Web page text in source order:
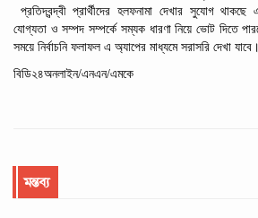
প্রতিদ্বন্দ্বী প্রার্থীদের হলফনামা দেখার সুযোগ থাকছে
যোগ্যতা ও সম্পদ সম্পর্কে সম্যক ধারণা নিয়ে ভোট দিতে
সময়ে নির্বাচনি ফলাফল এ অ্যাপের মাধ্যমে সরাসরি দেখা যাবে।
বিডি২৪অনলাইন/এনএন/এমকে
মন্তব্য